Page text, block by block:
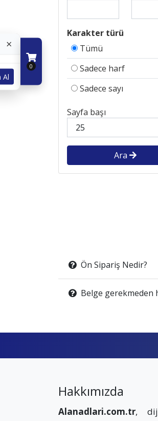
Karakter türü
Tümü
Sadece harf
Sadece sayı
Sayfa başı
Ara
Ön Sipariş Nedir?
Belge gerekmeden
Hakkımızda
Alanadlari.com.tr,
0
×
Al